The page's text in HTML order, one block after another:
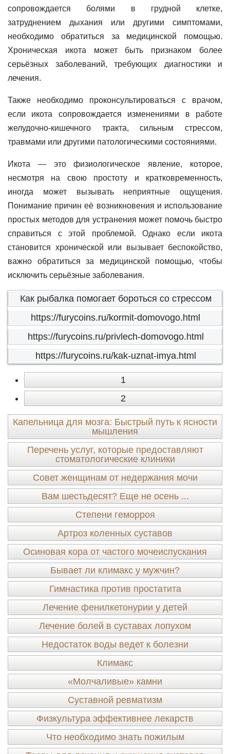
сопровождается болями в грудной клетке,
затруднением дыхания или другими симптомами,
необходимо обратиться за медицинской помощью.
Хроническая икота может быть признаком более
серьёзных заболеваний, требующих диагностики и
лечения.
Также необходимо проконсультироваться с врачом,
если икота сопровождается изменениями в работе
желудочно-кишечного тракта, сильным стрессом,
травмами или другими патологическими состояниями.
Икота — это физиологическое явление, которое,
несмотря на свою простоту и кратковременность,
иногда может вызывать неприятные ощущения.
Понимание причин её возникновения и использование
простых методов для устранения может помочь быстро
справиться с этой проблемой. Однако если икота
становится хронической или вызывает беспокойство,
важно обратиться за медицинской помощью, чтобы
исключить серьёзные заболевания.
Как рыбалка помогает бороться со стрессом
https://furycoins.ru/kormit-domovogo.html
https://furycoins.ru/privlech-domovogo.html
https://furycoins.ru/kak-uznat-imya.html
1
2
Капельница для мозга: Быстрый путь к ясности
мышления
Перечень услуг, которые предоставляют
стоматологические клиники
Совет женщинам от недержания мочи
Вам шестьдесят? Еще не осень ...
Степени геморроя
Артроз коленных суставов
Осиновая кора от частого мочеиспускания
Бывает ли климакс у мужчин?
Гимнастика против простатита
Лечение фенилкетонурии у детей
Лечение болей в суставах лопухом
Недостаток воды ведет к болезни
Климакс
«Молчаливые» камни
Суставной ревматизм
Физкультура эффективнее лекарств
Что необходимо знать пожилым